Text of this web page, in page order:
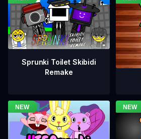
Sprunki Toilet Skibidi
Remake